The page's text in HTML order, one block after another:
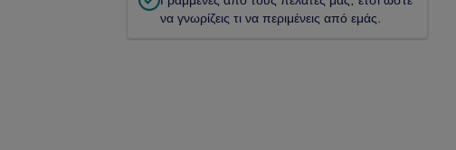
να γνωρίζεις τι να περιμένεις από εμάς.